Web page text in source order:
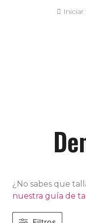
Iniciar
¿No sabes que
nuestra guía de